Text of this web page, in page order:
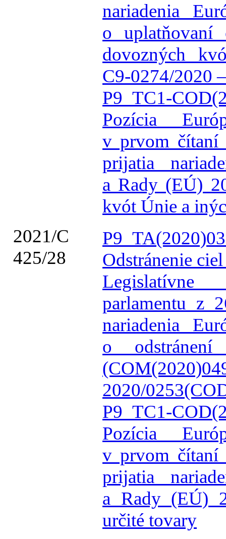
nariadenia
o
dovozných
C9-0274/2020
P9_TC1-
Pozícia
v prvom čítaní
prijatia
a Rady (EÚ)
kvót Únie a
2021/C
425/28
Odstránenie
parlamentu z
nariadenia
o
2020/
P9_TC1-
Pozícia
v prvom čítaní
prijatia
a Rady (EÚ)
určité tovary